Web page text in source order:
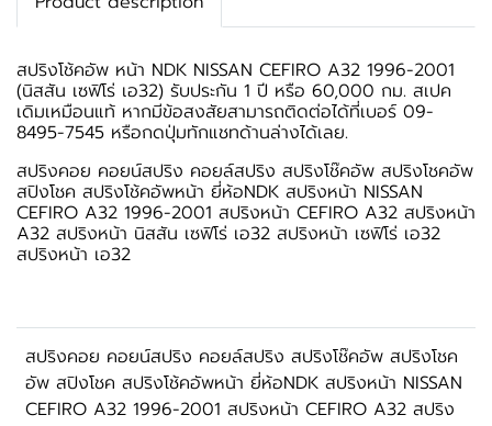
สปริงโช้คอัพ หน้า NDK NISSAN CEFIRO A32 1996-2001
(นิสสัน เซฟิโร่ เอ32) รับประกัน 1 ปี หรือ 60,000 กม. สเปค
เดิมเหมือนแท้ หากมีข้อสงสัยสามารถติดต่อได้ที่เบอร์ 09-
8495-7545 หรือกดปุ่มทักแชทด้านล่างได้เลย.
สปริงคอย คอยน์สปริง คอยล์สปริง สปริงโช๊คอัพ สปริงโชคอัพ
สปิงโชค สปริงโช้คอัพหน้า ยี่ห้อNDK สปริงหน้า NISSAN
CEFIRO A32 1996-2001 สปริงหน้า CEFIRO A32 สปริงหน้า
A32 สปริงหน้า นิสสัน เซฟิโร่ เอ32 สปริงหน้า เซฟิโร่ เอ32
สปริงหน้า เอ32
สปริงคอย คอยน์สปริง คอยล์สปริง สปริงโช๊คอัพ สปริงโชค
อัพ สปิงโชค สปริงโช้คอัพหน้า ยี่ห้อNDK สปริงหน้า NISSAN
CEFIRO A32 1996-2001 สปริงหน้า CEFIRO A32 สปริง